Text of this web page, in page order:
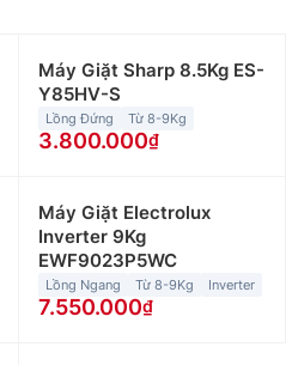
Máy Giặt Sharp 8.5Kg ES-
Y85HV-S
Lồng Đứng Từ 8-9Kg
3.800.000
Máy Giặt Electrolux
Inverter 9Kg
EWF9023P5WC
Lồng Ngang Từ 8-9Kg Inverter
7.550.000